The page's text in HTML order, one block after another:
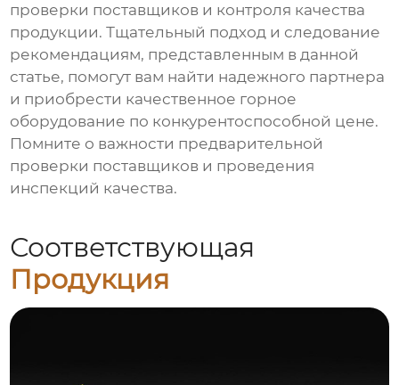
проверки поставщиков и контроля качества
продукции. Тщательный подход и следование
рекомендациям, представленным в данной
статье, помогут вам найти надежного партнера
и приобрести качественное горное
оборудование по конкурентоспособной цене.
Помните о важности предварительной
проверки поставщиков и проведения
инспекций качества.
Соответствующая
Продукция